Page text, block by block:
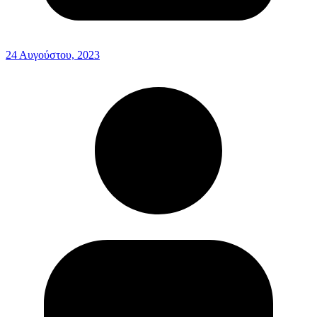
24 Αυγούστου, 2023